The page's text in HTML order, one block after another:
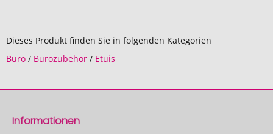
Dieses Produkt finden Sie in folgenden Kategorien
Büro / Bürozubehör / Etuis
Informationen